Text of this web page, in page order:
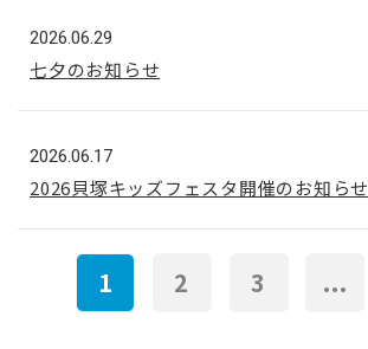
2026.06.29
七夕のお知らせ
2026.06.17
2026貝塚キッズフェスタ開催のお知らせ
1 2 3 ...